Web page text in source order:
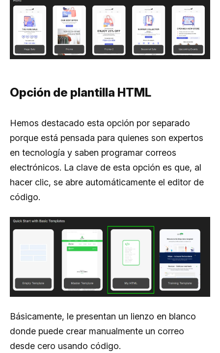
Opción de plantilla HTML
Hemos destacado esta opción por separado
porque está pensada para quienes son expertos
en tecnología y saben programar correos
electrónicos. La clave de esta opción es que, al
hacer clic, se abre automáticamente el editor de
código.
Básicamente, le presentan un lienzo en blanco
donde puede crear manualmente un correo
desde cero usando código.